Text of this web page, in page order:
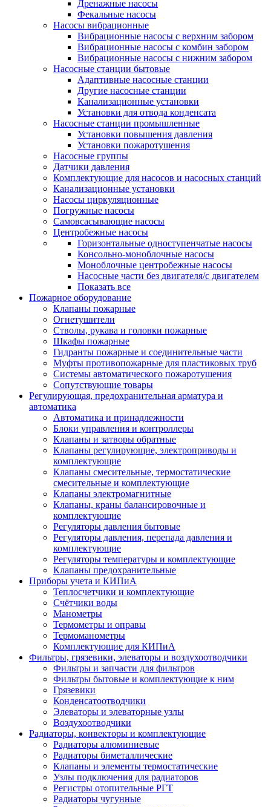
Дренажные насосы
Фекальные насосы
Насосы вибрационные
Вибрационные насосы с верхним забором
Вибрационные насосы с комбин забором
Вибрационные насосы с нижним забором
Насосные станции бытовые
Адаптивные насосные станции
Другие насосные станции
Канализационные установки
Установки для отвода конденсата
Насосные станции промышленные
Установки повышения давления
Установки пожаротушения
Насосные группы
Датчики давления
Комплектующие для насосов и насосных станций
Канализационные установки
Насосы циркуляционные
Погружные насосы
Самовсасывающие насосы
Центробежные насосы
Горизонтальные одноступенчатые насосы
Консольно-моноблочные насосы
Моноблочные центробежные насосы
Насосные части без двигателя/с двигателем
Показать все
Пожарное оборудование
Клапаны пожарные
Огнетушители
Стволы, рукава и головки пожарные
Шкафы пожарные
Гидранты пожарные и соединительные части
Муфты противопожарные для пластиковых труб
Системы автоматического пожаротушения
Сопутствующие товары
Регулирующая, предохранительная арматура и
автоматика
Автоматика и принадлежности
Блоки управления и контроллеры
Клапаны и затворы обратные
Клапаны регулирующие, электроприводы и
комплектующие
Клапаны смесительные, термостатические
смесительные и комплектующие
Клапаны электромагнитные
Клапаны, краны балансировочные и
комплектующие
Регуляторы давления бытовые
Регуляторы давления, перепада давления и
комплектующие
Регуляторы температуры и комплектующие
Клапаны предохранительные
Приборы учета и КИПиА
Теплосчетчики и комплектующие
Счётчики воды
Манометры
Термометры и оправы
Термоманометры
Комплектующие для КИПиА
Фильтры, грязевики, элеваторы и воздухоотводчики
Фильтры и запчасти для фильтров
Фильтры бытовые и комплектующие к ним
Грязевики
Конденсатоотводчики
Элеваторы и элеваторные узлы
Воздухоотводчики
Радиаторы, конвекторы и комплектующие
Радиаторы алюминиевые
Радиаторы биметаллические
Клапаны и элементы термостатические
Узлы подключения для радиаторов
Регистры отопительные РГТ
Радиаторы чугунные